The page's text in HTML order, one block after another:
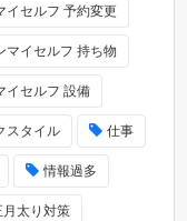
イセルフ 予約変更
マイセルフ 持ち物
イセルフ 設備
スタイル 仕事
情報過多
月太り対策